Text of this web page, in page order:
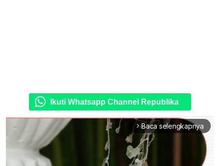
Ikuti Whatsapp Channel Republika
arrow_forward_ios Baca selengkapnya